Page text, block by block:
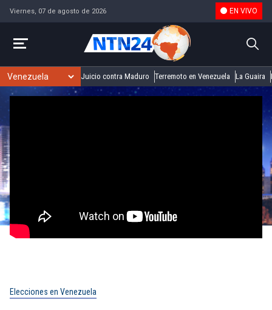
Viernes, 07 de agosto de 2026 EN VIVO
Juicio contra Maduro Terremoto en Venezuela La Guaira
Elecciones en Venezuela